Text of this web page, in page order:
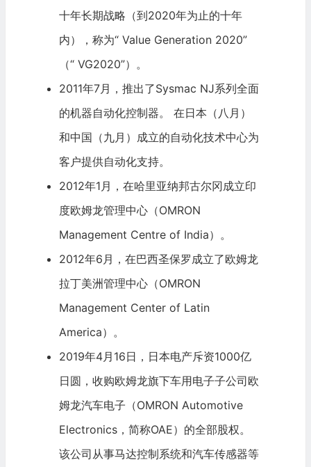
十年长期战略（到2020年为止的十年
内），称为“ Value Generation 2020”
（“ VG2020”）。
2011年7月，推出了Sysmac NJ系列全面
的机器自动化控制器。 在日本（八月）
和中国（九月）成立的自动化技术中心为
客户提供自动化支持。
2012年1月，在哈里亚纳邦古尔冈成立印
度欧姆龙管理中心（OMRON
Management Centre of India）。
2012年6月，在巴西圣保罗成立了欧姆龙
拉丁美洲管理中心（OMRON
Management Center of Latin
America）。
2019年4月16日， 日本电产斥资1000亿
日圆，收购欧姆龙旗下车用电子子公司欧
姆龙汽车电子（OMRON Automotive
Electronics，简称OAE）的全部股权。
该公司从事马达控制系统和汽车传感器等